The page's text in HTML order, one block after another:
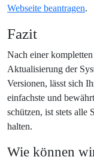
Webseite beantragen.
Fazit
Nach einer
Aktualisierung der
Versionen, lässt sich
einfachste und
schützen, ist stets alle
halten.
Wie können